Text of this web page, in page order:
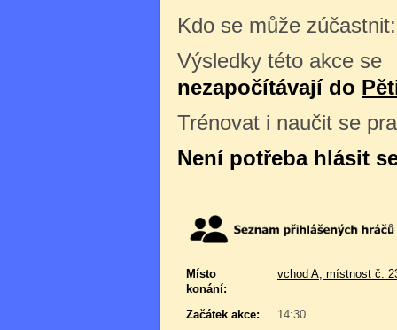
Kdo se může
Výsledky této akce se
nezapočítávají do
Trénovat i naučit se
Není potřeba hlásit
Místo
konání:
vchod A, místnost č.
Začátek akce:
14:30